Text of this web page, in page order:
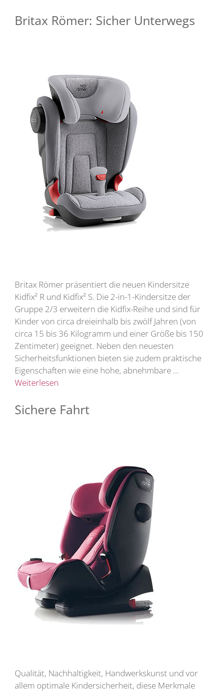
Britax Römer: Sicher Unterwegs
Britax Römer präsentiert die neuen Kindersitze
Kidfix² R und Kidfix² S. Die 2-in-1-Kindersitze der
Gruppe 2/3 erweitern die Kidfix-Reihe und sind für
Kinder von circa dreieinhalb bis zwölf Jahren (von
circa 15 bis 36 Kilogramm und einer Größe bis 150
Zentimeter) geeignet. Neben den neuesten
Sicherheitsfunktionen bieten sie zudem praktische
Eigenschaften wie eine hohe, abnehmbare …
Weiterlesen
Sichere Fahrt
Qualität, Nachhaltigkeit, Handwerkskunst und vor
allem optimale Kindersicherheit, diese Merkmale